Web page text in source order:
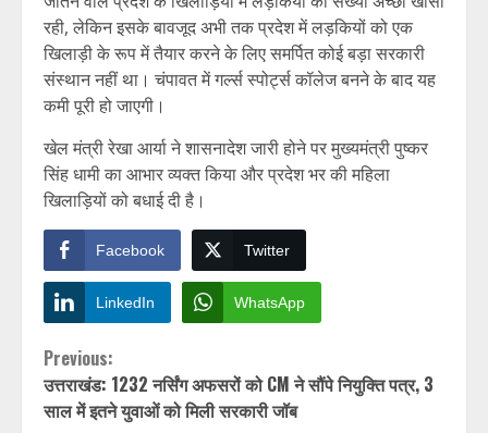
रही, लेकिन इसके बावजूद अभी तक प्रदेश में लड़कियों को एक
खिलाड़ी के रूप में तैयार करने के लिए समर्पित कोई बड़ा सरकारी
संस्थान नहीं था। चंपावत में गर्ल्स स्पोर्ट्स कॉलेज बनने के बाद यह
कमी पूरी हो जाएगी।
खेल मंत्री रेखा आर्या ने शासनादेश जारी होने पर मुख्यमंत्री पुष्कर
सिंह धामी का आभार व्यक्त किया और प्रदेश भर की महिला
खिलाड़ियों को बधाई दी है।
Facebook Twitter
LinkedIn WhatsApp
Continue
Reading
Previous:
उत्तराखंड: 1232 नर्सिंग अफसरों को CM ने सौंपे नियुक्ति पत्र, 3
साल में इतने युवाओं को मिली सरकारी जॉब